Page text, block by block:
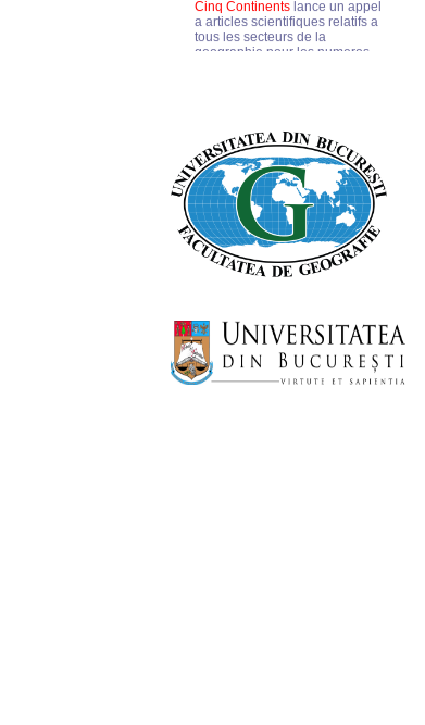
a articles scientifiques relatifs a
tous les secteurs de la
geographie pour les numeros
suivantes de la revue: 20 et 21
CqCest une publication
electronique avec deux
apparitions chaque année
maintenant possible. La revue
reçoit vos articles en langue
etranger et en langue
roumaine.